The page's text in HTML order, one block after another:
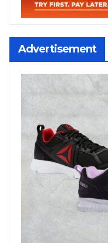
Advertisement